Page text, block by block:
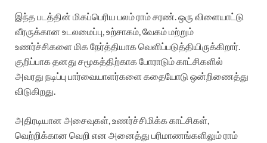
இந்த படத்தின் மிகப்பெரிய பலம் ராம் சரண். ஒரு விளையாட்டு
வீரருக்கான உடலமைப்பு, உற்சாகம், வேகம் மற்றும்
உணர்ச்சிகளை மிக நேர்த்தியாக வெளிப்படுத்தியிருக்கிறார்.
குறிப்பாக தனது சமூகத்திற்காக போராடும் காட்சிகளில்
அவரது நடிப்பு பார்வையாளர்களை கதையோடு ஒன்றிணைத்து
விடுகிறது.
அதிரடியான அசைவுகள், உணர்ச்சிமிக்க காட்சிகள்,
வெற்றிக்கான வெறி என அனைத்து பரிமாணங்களிலும் ராம்